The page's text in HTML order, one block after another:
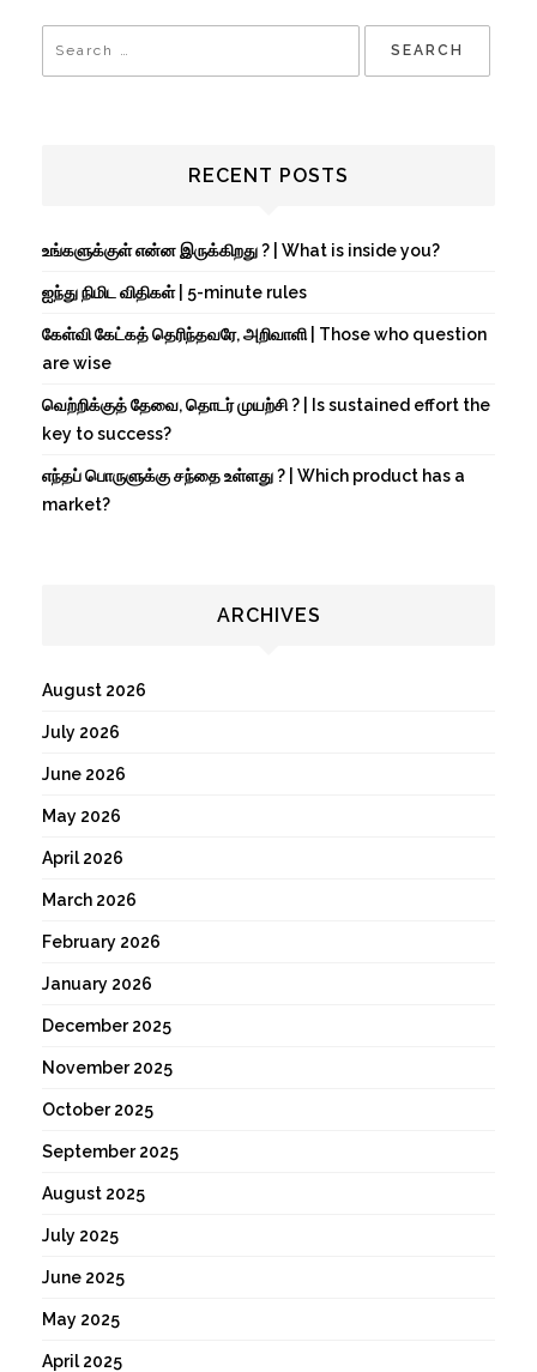
RECENT POSTS
உங்களுக்குள் என்ன இருக்கிறது ? | What is inside you?
ஐந்து நிமிட விதிகள் | 5-minute rules
கேள்வி கேட்கத் தெரிந்தவரே, அறிவாளி | Those who question
are wise
வெற்றிக்குத் தேவை, தொடர் முயற்சி ? | Is sustained effort the
key to success?
எந்தப் பொருளுக்கு சந்தை உள்ளது ? | Which product has a
market?
ARCHIVES
August 2026
July 2026
June 2026
May 2026
April 2026
March 2026
February 2026
January 2026
December 2025
November 2025
October 2025
September 2025
August 2025
July 2025
June 2025
May 2025
April 2025